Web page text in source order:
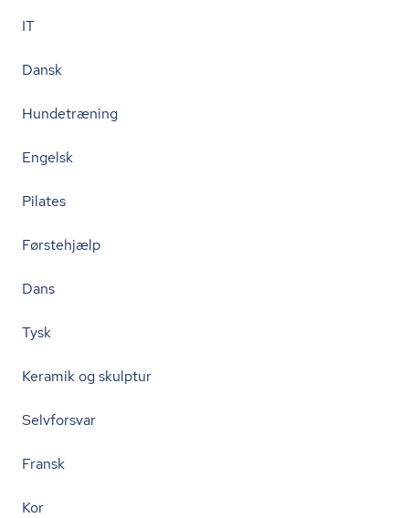
IT
Dansk
Hundetræning
Engelsk
Pilates
Førstehjælp
Dans
Tysk
Keramik og skulptur
Selvforsvar
Fransk
Kor